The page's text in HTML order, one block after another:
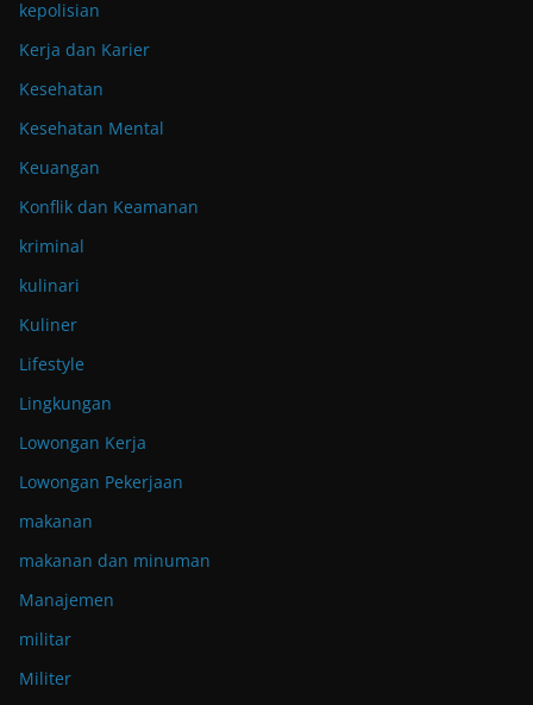
kepolisian
Kerja dan Karier
Kesehatan
Kesehatan Mental
Keuangan
Konflik dan Keamanan
kriminal
kulinari
Kuliner
Lifestyle
Lingkungan
Lowongan Kerja
Lowongan Pekerjaan
makanan
makanan dan minuman
Manajemen
militar
Militer